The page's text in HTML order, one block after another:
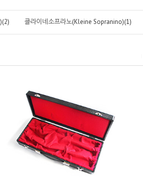
클라이네소프라노(Kleine Sopranino)(1)